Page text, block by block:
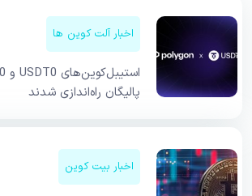
اخبار آلت کوین ها
پالیگان راه‌اندازی شدند
اخبار بیت کوین